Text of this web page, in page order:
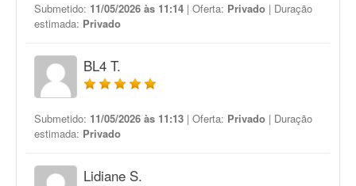
Submetido: 11/05/2026 às 11:14 | Oferta: Privado | Duração
estimada: Privado
BL4 T.
Submetido: 11/05/2026 às 11:13 | Oferta: Privado | Duração
estimada: Privado
Lidiane S.